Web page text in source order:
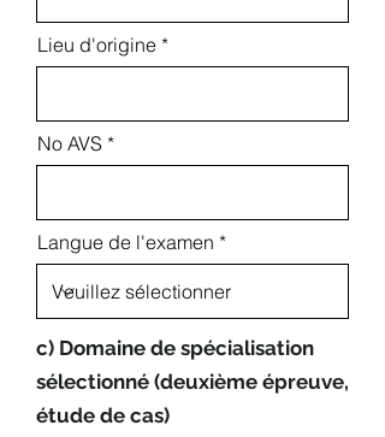
Lieu d'origine
No AVS
Langue de l'examen
c) Domaine de spécialisation
sélectionné (deuxième épreuve,
étude de cas)